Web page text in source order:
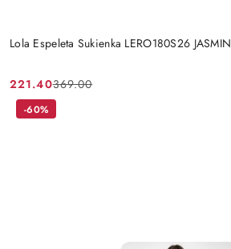
Lola Espeleta Sukienka LERO180S26 JASMIN
Cena
promocyjna:
221.40
Cena
przed
369.00
-60%